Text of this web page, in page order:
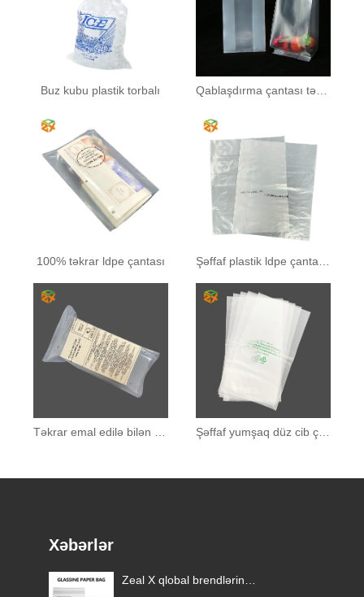
Buz kubu plastik torbalı Qablaşdırma çantası təmizləyin
100% təkrar ldpe çantası Şəffaf plastik ldpe çantaları
Xəbərlər
Zeal X qlobal brendlərin